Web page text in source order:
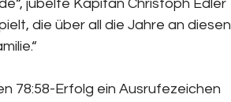
jubelte Kapitän Christoph Edler
die über all die Jahre an diesen
78:58-Erfolg ein Ausrufezeichen